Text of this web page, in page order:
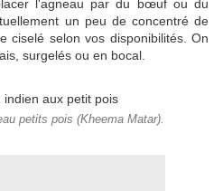
l'agneau par du bœuf ou du
un peu de concentré de
ciselé selon vos disponibilités. On
surgelés ou en bocal.
petits pois (Kheema Matar).